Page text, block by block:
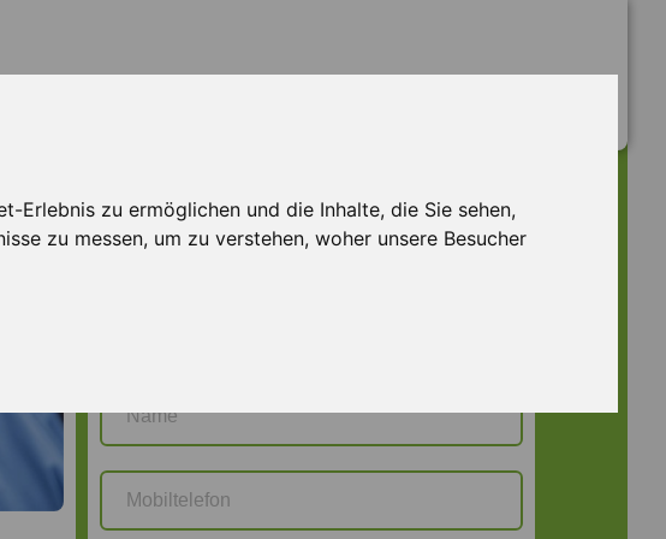
Erlebnis zu ermöglichen und die Inhalte, die Sie sehen,
zu messen, um zu verstehen, woher unsere Besucher
Jetzt bewerbenAB M 129554